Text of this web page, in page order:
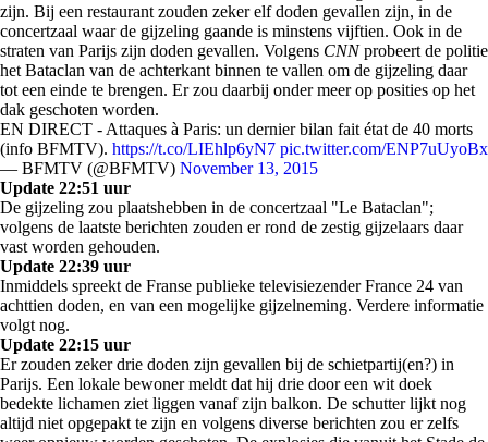
zijn. Bij een restaurant zouden zeker elf doden gevallen zijn, in de
concertzaal waar de gijzeling gaande is minstens vijftien. Ook in de
straten van Parijs zijn doden gevallen. Volgens CNNprobeert de politie
het Bataclan van de achterkant binnen te vallen om de gijzeling daar
tot een einde te brengen. Er zou daarbij onder meer op posities op het
dak geschoten worden.
EN DIRECT - Attaques à Paris: un dernier bilan fait état de 40 morts
(info BFMTV). https://t.co/LIEhlp6yN7 pic.twitter.com/ENP7uUyoBx
— BFMTV (@BFMTV) November 13, 2015
Update 22:51 uur
De gijzeling zou plaatshebben in de concertzaal "Le Bataclan";
volgens de laatste berichten zouden er rond de zestig gijzelaars daar
vast worden gehouden.
Update 22:39 uur
Inmiddels spreekt de Franse publieke televisiezender France 24 van
achttien doden, en van een mogelijke gijzelneming. Verdere informatie
volgt nog.
Update 22:15 uur
Er zouden zeker drie doden zijn gevallen bij de schietpartij(en?) in
Parijs. Een lokale bewoner meldt dat hij drie door een wit doek
bedekte lichamen ziet liggen vanaf zijn balkon. De schutter lijkt nog
altijd niet opgepakt te zijn en volgens diverse berichten zou er zelfs